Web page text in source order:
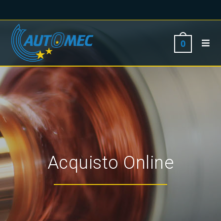
0
Acquisto Online